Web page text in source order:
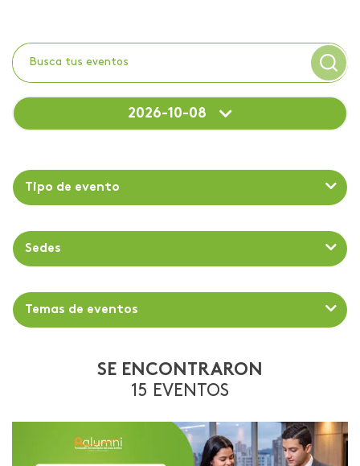
2026-10-08
Tipo de evento
Sedes
Temas de eventos
SE ENCONTRARON
15 EVENTOS